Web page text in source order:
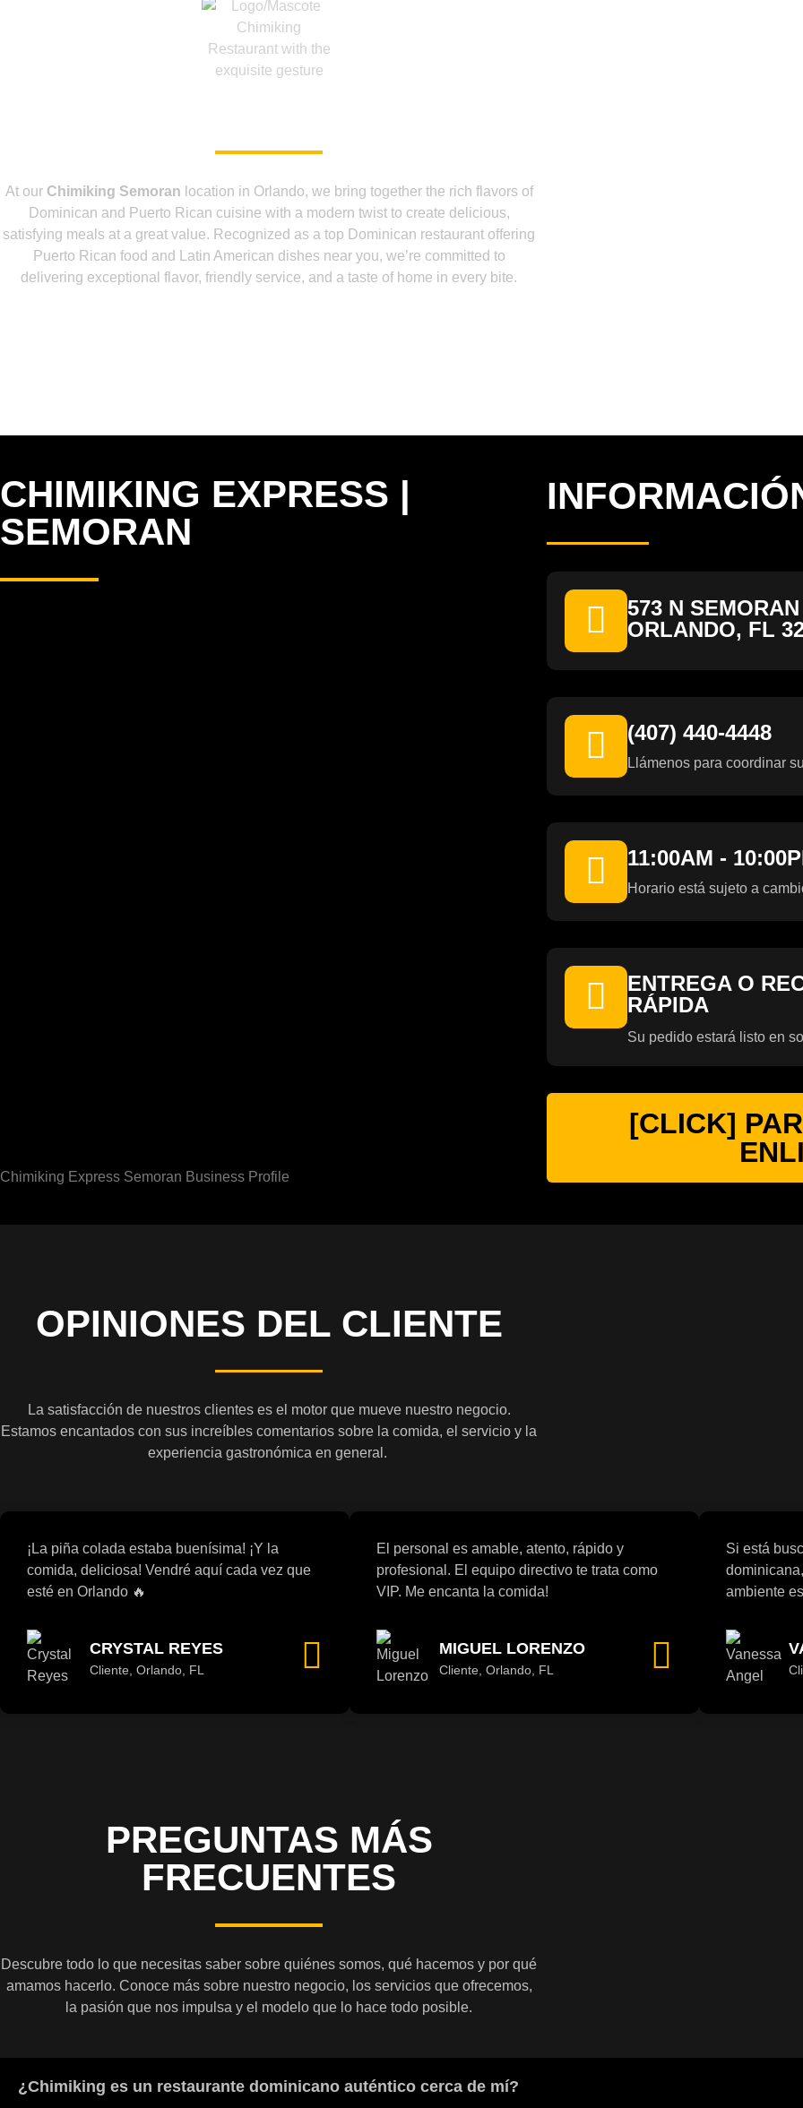
At our Chimiking Semoran location in Orlando, we bring together the rich flavors of
Dominican and Puerto Rican cuisine with a modern twist to create delicious,
satisfying meals at a great value. Recognized as a top Dominican restaurant offering
Puerto Rican food and Latin American dishes near you, we’re committed to
delivering exceptional flavor, friendly service, and a taste of home in every bite.
CHIMIKING EXPRESS |
SEMORAN
Chimiking Express Semoran Business Profile
573 N
ORLANDO, FL
(407) 440-4448
Llámenos para coordinar
11:00AM -
Horario está sujeto a
ENTREGA O
RÁPIDA
Su pedido estará listo en
[CLICK]
OPINIONES DEL CLIENTE
La satisfacción de nuestros clientes es el motor que mueve nuestro negocio.
Estamos encantados con sus increíbles comentarios sobre la comida, el servicio y la
experiencia gastronómica en general.
¡La piña colada estaba buenísima! ¡Y la
comida, deliciosa! Vendré aquí cada vez que
esté en Orlando 🔥
CRYSTAL REYES
Cliente, Orlando, FL
El personal es amable, atento, rápido y
profesional. El equipo directivo te trata como
VIP. Me encanta la comida!
MIGUEL LORENZO
Cliente, Orlando, FL
Si está
ambiente
PREGUNTAS MÁS
FRECUENTES
Descubre todo lo que necesitas saber sobre quiénes somos, qué hacemos y por qué
amamos hacerlo. Conoce más sobre nuestro negocio, los servicios que ofrecemos,
la pasión que nos impulsa y el modelo que lo hace todo posible.
¿Chimiking es un restaurante dominicano auténtico cerca de mí?